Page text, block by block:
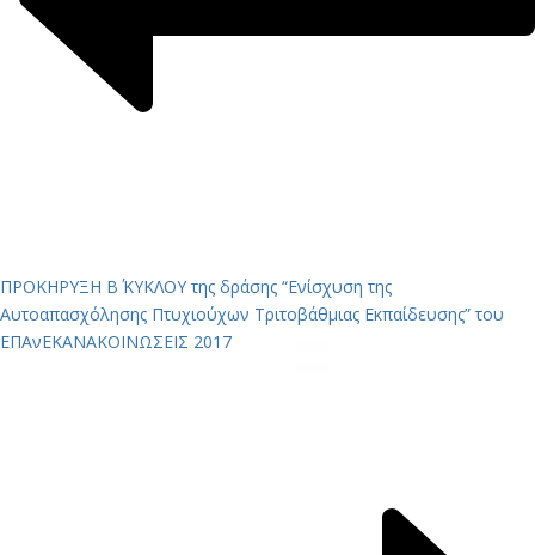
ΠΡΟΚΗΡΥΞΗ Β΄ ΚΥΚΛΟΥ της δράσης “Ενίσχυση της
Αυτοαπασχόλησης Πτυχιούχων Τριτοβάθμιας Εκπαίδευσης” του
ΕΠΑνΕΚΑΝΑΚΟΙΝΩΣΕΙΣ 2017